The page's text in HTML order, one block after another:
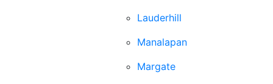
Lauderhill
Manalapan
Margate